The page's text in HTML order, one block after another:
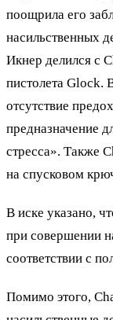
поощрила его
насильственных
Икнер делился с
пистолета Glock.
отсутствие
предназначение
стресса». Также
на спусковом
В иске указано,
при совершении
соответствии с
Помимо этого,